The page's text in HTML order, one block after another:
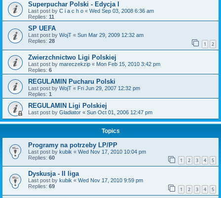
Superpuchar Polski - Edycja I
Last post by C i a c h o « Wed Sep 03, 2008 6:36 am
Replies: 11
SP UEFA
Last post by WojT « Sun Mar 29, 2009 12:32 am
Replies: 28 1 2
Zwierzchnictwo Ligi Polskiej
Last post by mareczekzip « Mon Feb 15, 2010 3:42 pm
Replies: 6
REGULAMIN Pucharu Polski
Last post by WojT « Fri Jun 29, 2007 12:32 pm
Replies: 1
REGULAMIN Ligi Polskiej
Last post by Gladiator « Sun Oct 01, 2006 12:47 pm
Topics
Programy na potrzeby LP/PP
Last post by kubik « Wed Nov 17, 2010 10:04 pm
Replies: 60 1 2 3 4 5
Dyskusja - II liga
Last post by kubik « Wed Nov 17, 2010 9:59 pm
Replies: 69 1 2 3 4 5